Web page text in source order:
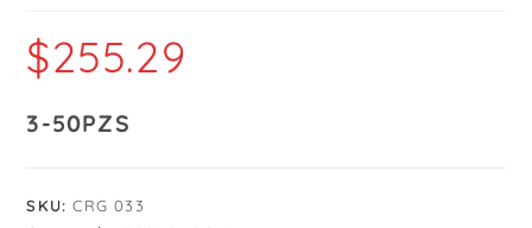
$255.29
3-50PZS
SKU:CRG 033